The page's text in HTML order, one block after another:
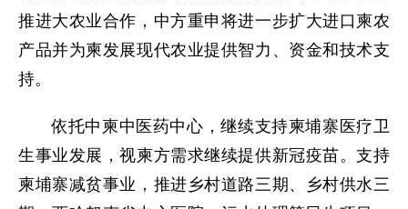
推进大农业合作，中方重申将进一步扩大进口柬农
产品并为柬发展现代农业提供智力、资金和技术支
持。
依托中柬中医药中心，继续支持柬埔寨医疗卫
生事业发展，视柬方需求继续提供新冠疫苗。支持
柬埔寨减贫事业，推进乡村道路三期、乡村供水三